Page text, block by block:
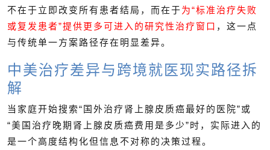
不在于立即改变所有患者结局，而在于为“标准治疗失败
或复发患者”提供更多可进入的研究性治疗窗口 ，这一点
与传统单一方案路径存在明显差异。
中美治疗差异与跨境就医现实路径拆
解
当家庭开始搜索“国外治疗肾上腺皮质癌最好的医院”或
“美国治疗晚期肾上腺皮质癌费用是多少”时，实际进入的
是一个高度结构化但信息不对称的决策过程。